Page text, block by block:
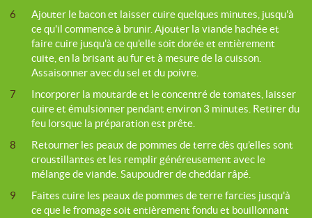
6
Ajouter le bacon et laisser cuire quelques minutes, jusqu'à
ce qu'il commence à brunir. Ajouter la viande hachée et
faire cuire jusqu'à ce qu'elle soit dorée et entièrement
cuite, en la brisant au fur et à mesure de la cuisson.
Assaisonner avec du sel et du poivre.
7
Incorporer la moutarde et le concentré de tomates, laisser
cuire et émulsionner pendant environ 3 minutes. Retirer du
feu lorsque la préparation est prête.
8
Retourner les peaux de pommes de terre dès qu’elles sont
croustillantes et les remplir généreusement avec le
mélange de viande. Saupoudrer de cheddar râpé.
9
Faites cuire les peaux de pommes de terre farcies jusqu'à
ce que le fromage soit entièrement fondu et bouillonnant